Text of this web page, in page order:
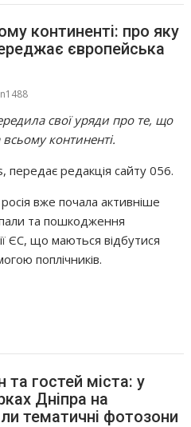
континенті: про яку
європейська
свої уряди про те, що
всьому континенті.
редакція сайту 056.
вже почала активніше
та пошкодження
ЄС, що маються відбутися
поплічників.
та гостей міста: у
Дніпра на
тематичні фотозони